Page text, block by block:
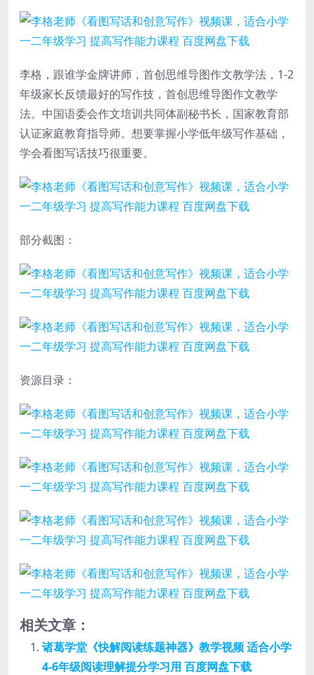
李格，跟谁学金牌讲师，首创思维导图作文教学法，1-2
年级家长反馈最好的写作技，首创思维导图作文教学
法。中国语委会作文培训共同体副秘书长，国家教育部
认证家庭教育指导师。想要掌握小学低年级写作基础，
学会看图写话技巧很重要。
部分截图：
资源目录：
相关文章：
诸葛学堂《快解阅读练题神器》教学视频 适合小学
4-6年级阅读理解提分学习用 百度网盘下载